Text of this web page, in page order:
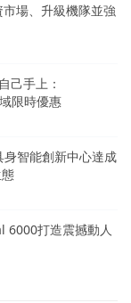
場、升級機隊並強
己手上：
限時優惠
智能創新中心達成
打造震撼動人